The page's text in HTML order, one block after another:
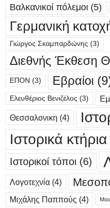
Βαλκανικοί πόλεμοι (5)
Γερμανική
Γιώργος Σκαμπαρδώνης (3)
Διεθνής Έκθεση
ΕΠΟΝ (3) Εβραίοι
Ελευθέριος Βενιζέλος (3)
Θεσσαλονικη (4)
Ιστορικά κτήρια
Ιστορικοί τόποι (6)
Λογοτεχνία (4)
Μιχάλης Παππούς (4)